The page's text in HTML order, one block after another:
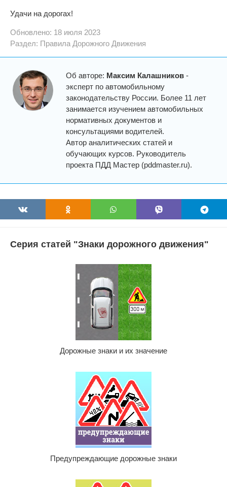
Удачи на дорогах!
Обновлено: 18 июля 2023
Раздел: Правила Дорожного Движения
Об авторе: Максим Калашников -
эксперт по автомобильному
законодательству России. Более 11 лет
занимается изучением автомобильных
нормативных документов и
консультациями водителей.
Автор аналитических статей и
обучающих курсов. Руководитель
проекта ПДД Мастер (pddmaster.ru).
Серия статей "Знаки дорожного движения"
Дорожные знаки и их значение
Предупреждающие дорожные знаки